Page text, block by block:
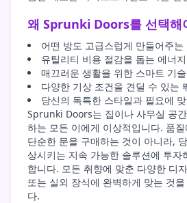
왜 Sprunki Doors를 선택해
어떤 방도 고급스럽게 만들어주
유틸리티 비용 절감을 돕는 에너
매끄러운 생활을 위한 스마트 기
다양한 기상 조건을 견딜 수 있는
당신의 독특한 스타일과 필요에
Sprunki Doors는 집이나 사무실 공
하는 모든 이에게 이상적입니다. 품
단순한 문을 구매하는 것이 아니라,
상시키는 지속 가능한 솔루션에 투자
합니다. 모든 취향에 맞춘 다양한 디
또는 실외 장식에 완벽하게 맞는 것
다.